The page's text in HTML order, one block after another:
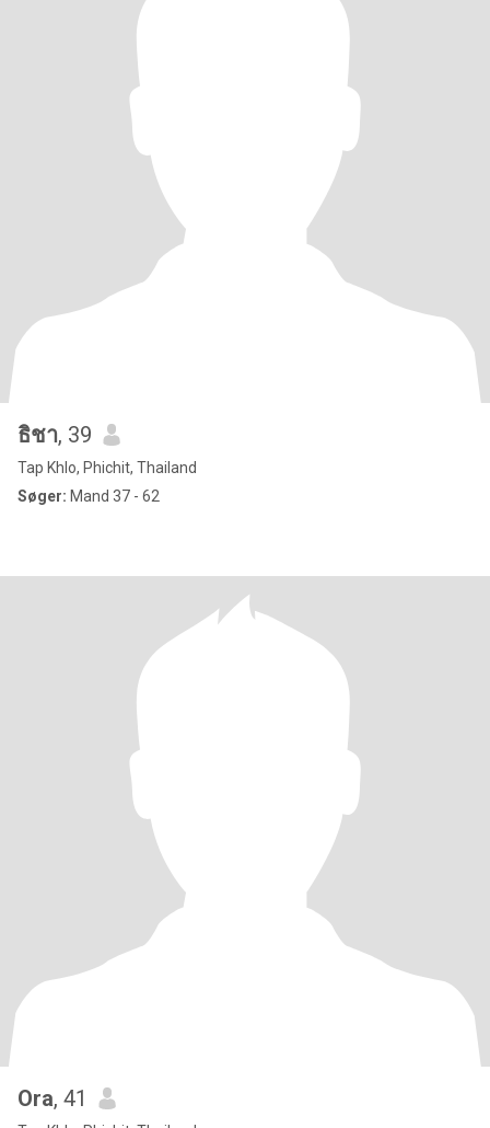
ธิชา, 39
Tap Khlo, Phichit, Thailand
Søger: Mand 37 - 62
Ora, 41